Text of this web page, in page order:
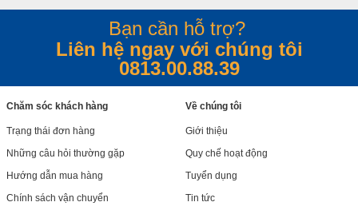
Bạn cần hỗ trợ?
Liên hệ ngay với chúng tôi
0813.00.88.39
Chăm sóc khách hàng
Trạng thái đơn hàng
Những câu hỏi thường gặp
Hướng dẫn mua hàng
Chính sách vận chuyển
Về chúng tôi
Giới thiệu
Quy chế hoạt động
Tuyển dụng
Tin tức